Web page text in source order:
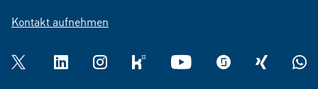
Kontakt aufnehmen
Twitter LinkedInInstagramkununu YouTube glassdoorXING